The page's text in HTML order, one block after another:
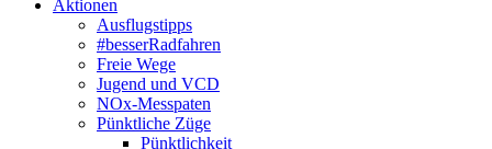
Aktionen
Ausflugstipps
#besserRadfahren
Freie Wege
Jugend und VCD
NOx-Messpaten
Pünktliche Züge
Pünktlichkeit